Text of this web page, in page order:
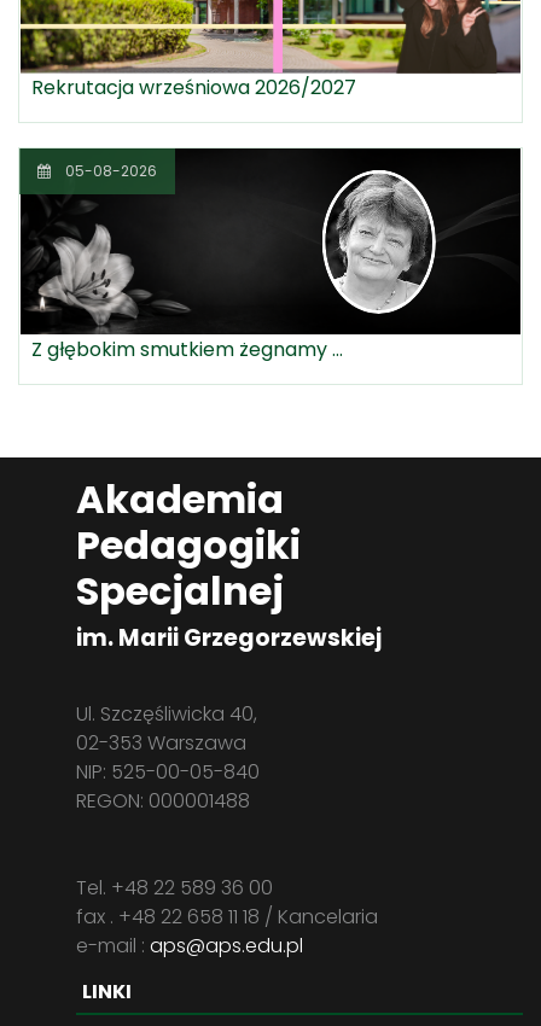
Rekrutacja wrześniowa 2026/2027
05-08-2026
Z głębokim smutkiem żegnamy ...
Akademia
Pedagogiki
Specjalnej
im. Marii Grzegorzewskiej
Ul. Szczęśliwicka 40,
02-353 Warszawa
NIP: 525-00-05-840
REGON: 000001488
Tel. +48 22 589 36 00
fax . +48 22 658 11 18 / Kancelaria
e-mail : aps@aps.edu.pl
LINKI